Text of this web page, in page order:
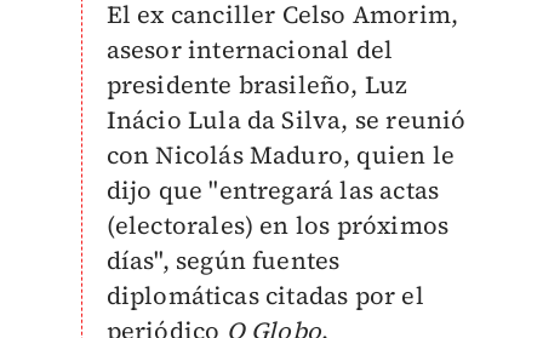
El ex canciller Celso Amorim,
asesor internacional del
presidente brasileño, Luz
Inácio Lula da Silva, se reunió
con Nicolás Maduro, quien le
dijo que "entregará las actas
(electorales) en los próximos
días", según fuentes
diplomáticas citadas por el
periódico O Globo.